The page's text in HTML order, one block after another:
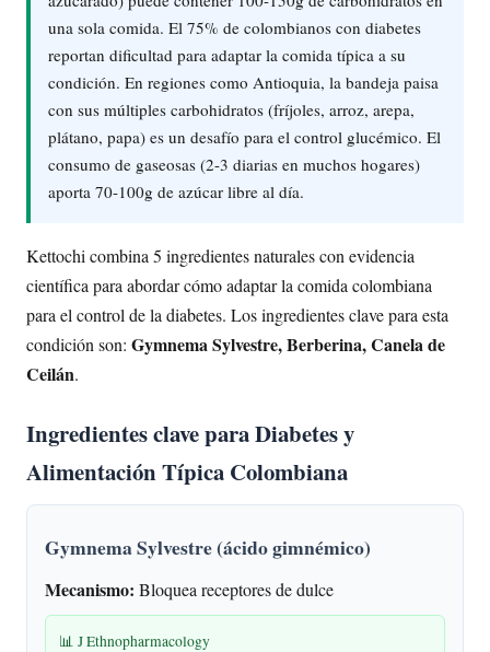
una sola comida. El 75% de colombianos con diabetes
reportan dificultad para adaptar la comida típica a su
condición. En regiones como Antioquia, la bandeja paisa
con sus múltiples carbohidratos (fríjoles, arroz, arepa,
plátano, papa) es un desafío para el control glucémico. El
consumo de gaseosas (2-3 diarias en muchos hogares)
aporta 70-100g de azúcar libre al día.
Kettochi combina 5 ingredientes naturales con evidencia
científica para abordar cómo adaptar la comida colombiana
para el control de la diabetes. Los ingredientes clave para esta
condición son: Gymnema Sylvestre, Berberina, Canela de
Ceilán.
Ingredientes clave para Diabetes y
Alimentación Típica Colombiana
Gymnema Sylvestre (ácido gimnémico)
Mecanismo: Bloquea receptores de dulce
📊 J Ethnopharmacology